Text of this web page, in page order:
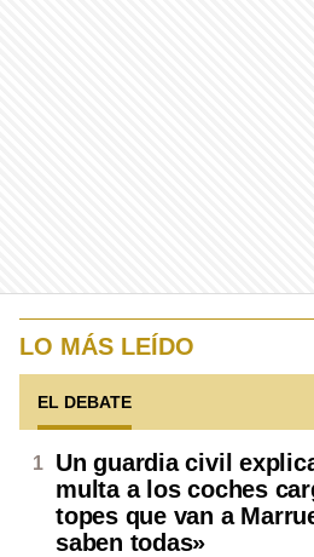
LO MÁS LEÍDO
EL DEBATE
Un guardia civil
multa a los coches
topes que van a
saben todas»